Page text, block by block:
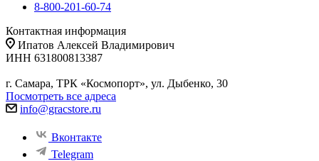
8-800-201-60-74
Контактная информация
Ипатов Алексей Владимирович
ИНН 631800813387
г. Самара, ТРК «Космопорт», ул. Дыбенко, 30
Посмотреть все адреса
info@gracstore.ru
Вконтакте
Telegram